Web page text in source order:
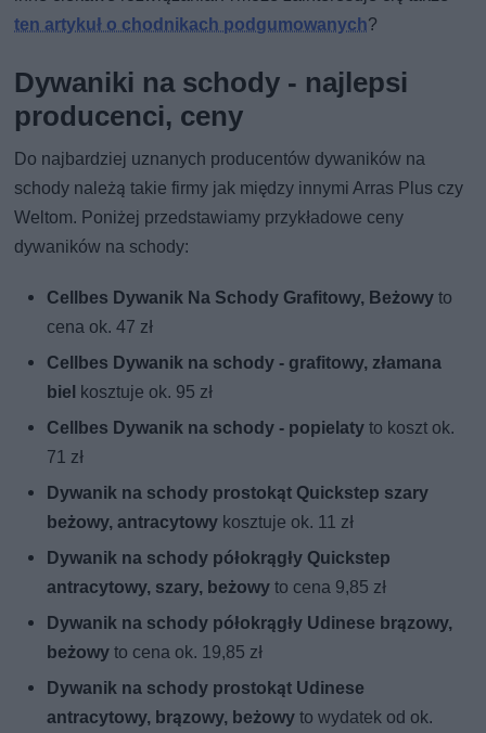
ten artykuł o chodnikach podgumowanych?
Dywaniki na schody - najlepsi
producenci, ceny
Do najbardziej uznanych producentów dywaników na
schody należą takie firmy jak między innymi Arras Plus czy
Weltom. Poniżej przedstawiamy przykładowe ceny
dywaników na schody:
Cellbes Dywanik Na Schody Grafitowy, Beżowyto
cena ok. 47 zł
Cellbes Dywanik na schody - grafitowy, złamana
biel kosztuje ok. 95 zł
Cellbes Dywanik na schody - popielatyto koszt ok.
71 zł
Dywanik na schody prostokąt Quickstep szary
beżowy, antracytowy kosztuje ok. 11 zł
Dywanik na schody półokrągły Quickstep
antracytowy, szary, beżowyto cena 9,85 zł
Dywanik na schody półokrągły Udinese brązowy,
beżowyto cena ok. 19,85 zł
Dywanik na schody prostokąt Udinese
antracytowy, brązowy, beżowyto wydatek od ok.